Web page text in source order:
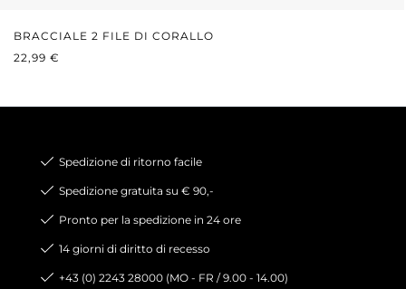
BRACCIALE 2 FILE DI CORALLO
PREZZO NORMALE:
22,99 €
Spedizione di ritorno facile
Spedizione gratuita su € 90,-
Pronto per la spedizione in 24 ore
14 giorni di diritto di recesso
+43 (0) 2243 28000 (MO - FR / 9.00 - 14.00)